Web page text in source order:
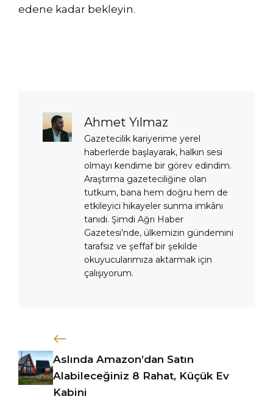
edene kadar bekleyin.
Ahmet Yılmaz
Gazetecilik kariyerime yerel
haberlerde başlayarak, halkın sesi
olmayı kendime bir görev edindim.
Araştırma gazeteciliğine olan
tutkum, bana hem doğru hem de
etkileyici hikayeler sunma imkânı
tanıdı. Şimdi Ağrı Haber
Gazetesi’nde, ülkemizin gündemini
tarafsız ve şeffaf bir şekilde
okuyucularımıza aktarmak için
çalışıyorum.
Aslında Amazon’dan Satın
Alabileceğiniz 8 Rahat, Küçük Ev
Kabini